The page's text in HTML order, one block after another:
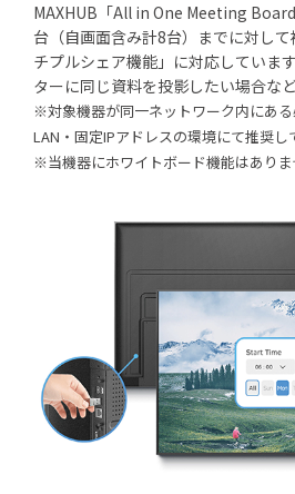
MAXHUB「All in One Meeting
台（自画面含み計8台）までに対し
チプルシェア機能」に対応していま
ターに同じ資料を投影したい場合な
※対象機器が同一ネットワーク内にあ
LAN・固定IPアドレスの環境にて推奨し
※当機器にホワイトボード機能はありま